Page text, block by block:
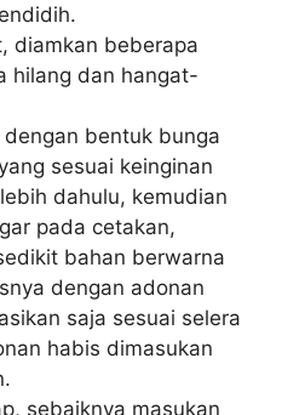
diamkan beberapa
hilang dan hangat-
bentuk bunga
sesuai keinginan
dahulu, kemudian
pada cetakan,
bahan berwarna
dengan adonan
saja sesuai selera
habis dimasukan
sebaiknya masukan